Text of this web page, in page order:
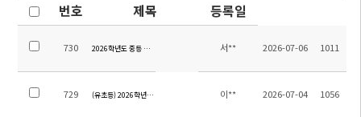
번호 제목 등록일
730 2026학년도 중등 영어 교재 안내 서** 2026-07-06 1011
729 (유초등) 2026학년도 여름방학계획(학년별) 이** 2026-07-04 1056